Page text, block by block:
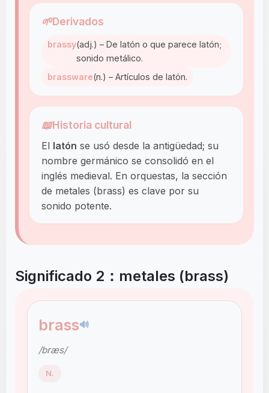
🌱Derivados
brassy(adj.) – De latón o que parece latón;
sonido metálico.
brassware(n.) – Artículos de latón.
📖Historia cultural
El latón se usó desde la antigüedad; su
nombre germánico se consolidó en el
inglés medieval. En orquestas, la sección
de metales (brass) es clave por su
sonido potente.
Significado 2：metales (brass)
brass🔊
/bræs/
N.